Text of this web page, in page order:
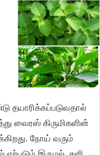
தயாரிக்கப்படுவதால்
வைரஸ் கிருமிகளின்
நோய் வரும்